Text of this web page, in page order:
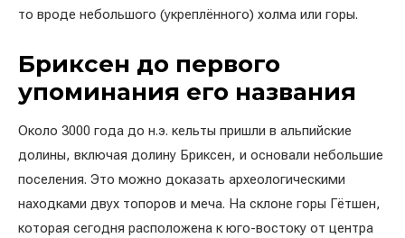
то вроде небольшого (укреплённого) холма или горы.
Бриксен до первого
упоминания его названия
Около 3000 года до н.э. кельты пришли в альпийские
долины, включая долину Бриксен, и основали небольшие
поселения. Это можно доказать археологическими
находками двух топоров и меча. На склоне горы Гётшен,
которая сегодня расположена к юго-востоку от центра